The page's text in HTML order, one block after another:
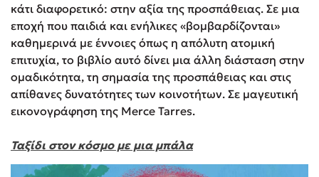
κάτι διαφορετικό: στην αξία της προσπάθειας. Σε μια
εποχή που παιδιά και ενήλικες «βομβαρδίζονται»
καθημερινά με έννοιες όπως η απόλυτη ατομική
επιτυχία, το βιβλίο αυτό δίνει μια άλλη διάσταση στην
ομαδικότητα, τη σημασία της προσπάθειας και στις
απίθανες δυνατότητες των κοινοτήτων. Σε μαγευτική
εικονογράφηση της Merce Tarres.
Ταξίδι στον κόσμο με μια μπάλα